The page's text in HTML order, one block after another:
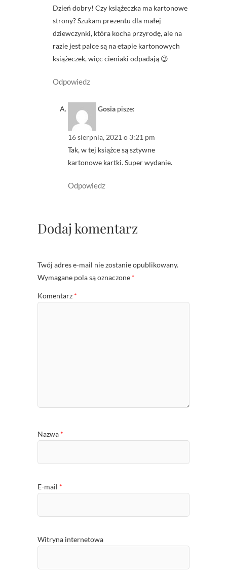
Dzień dobry! Czy książeczka ma kartonowe
strony? Szukam prezentu dla małej
dziewczynki, która kocha przyrodę, ale na
razie jest palce są na etapie kartonowych
książeczek, więc cieniaki odpadają 😉
Odpowiedz
Gosia pisze:
16 sierpnia, 2021 o 3:21 pm
Tak, w tej książce są sztywne
kartonowe kartki. Super wydanie.
Odpowiedz
Dodaj komentarz
Twój adres e-mail nie zostanie opublikowany.
Wymagane pola są oznaczone *
Komentarz *
Nazwa *
E-mail *
Witryna internetowa